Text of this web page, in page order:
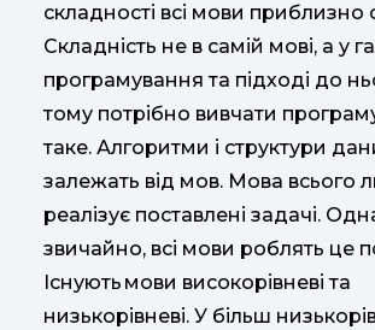
складності всі мови приблизно
Складність не в самій мові, а у
програмування та підході до
тому потрібно вивчати
таке. Алгоритми і структури
залежать від мов. Мова всього
реалізує поставлені задачі.
звичайно, всі мови роблять це
Існують мови високорівневі та
низькорівневі. У більш